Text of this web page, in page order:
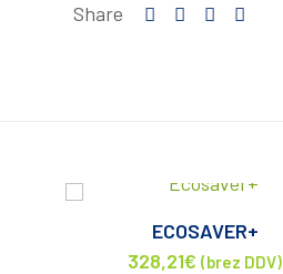
Share
ECOSAVER+
328,21€ (brez DDV)